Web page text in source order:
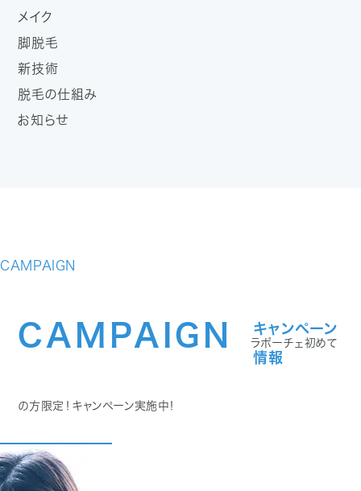
メイク
脚脱毛
新技術
脱毛の仕組み
お知らせ
CAMPAIGN
CAMPAIGN
キャンペーン
情報
ラポーチェ初めて
の方限定！キャンペーン実施中！